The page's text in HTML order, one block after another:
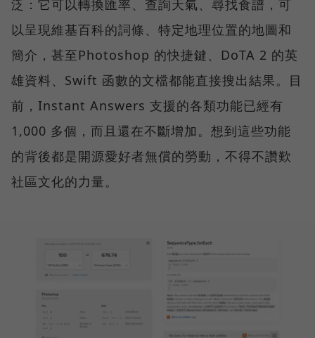
泛：它可以轉換匯率、查詢天氣、尋找食譜，可
以呈現維基百科的詞條、特定地理位置的地圖和
簡介，甚至Photoshop 的快捷鍵、DoTA 2 的英
雄資料、Swift 函數的文檔都能直接搜出結果。目
前，Instant Answers 支援的各類功能已經有
1,000 多個，而且還在不斷增加。想到這些功能
的背後都是開源愛好者無償的勞動，不得不讚歎
社區文化的力量。